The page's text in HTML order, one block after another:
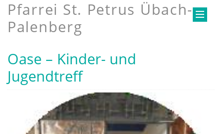
Pfarrei St. Petrus Übach-
Palenberg
Oase – Kinder- und
Jugendtreff